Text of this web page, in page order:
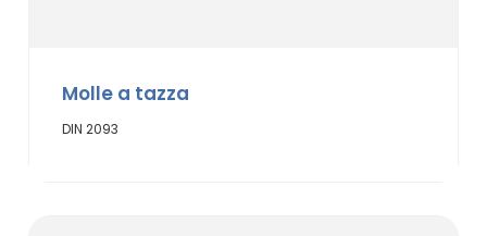
Molle a tazza
DIN 2093